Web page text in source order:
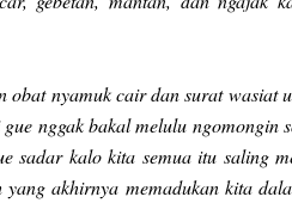
obat nyamuk cair dan surat wasiat
nggak bakal melulu ngomongin
sadar kalo kita semua itu saling
akhirnya memadukan kita